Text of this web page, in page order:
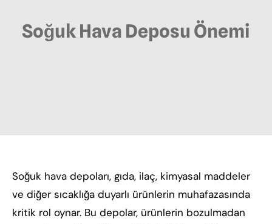
Soğuk Hava Deposu Önemi
Soğuk hava depoları, gıda, ilaç, kimyasal maddeler
ve diğer sıcaklığa duyarlı ürünlerin muhafazasında
kritik rol oynar. Bu depolar, ürünlerin bozulmadan